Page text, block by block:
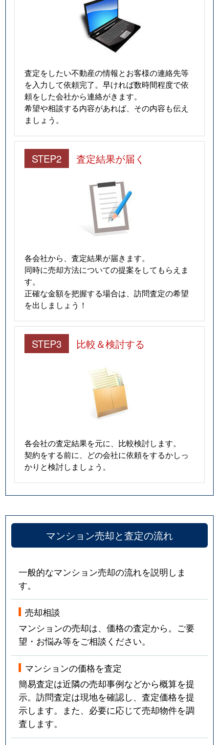
査定をしたい不動産の情報とお客様の連絡先等
を入力して依頼完了。早ければ数時間程度で依
頼をした会社から連絡がきます。
希望や相談する内容があれば、その内容も伝え
ましょう。
STEP2 査定結果が届く
各会社から、査定結果が届きます。
同時に売却方法についての提案をしてもらえま
す。
正確な金額を把握する場合は、訪問査定の希望
を出しましょう！
STEP3 比較＆検討する
各会社の査定結果を元に、比較検討します。
契約をする前に、どの会社に依頼をするかしっ
かりと検討しましょう。
マンション売却と査定の流れ
一般的なマンション売却の流れを説明しま
す。
売却相談
マンションの売却は、価格の査定から。ご要
望・お悩み等をご相談ください。
マンションの価格を査定
簡易査定は近隣の売却事例などから概算を提
示。訪問査定は現地を確認し、査定価格を提
示します。また、必要に応じて売却物件を調
査します。